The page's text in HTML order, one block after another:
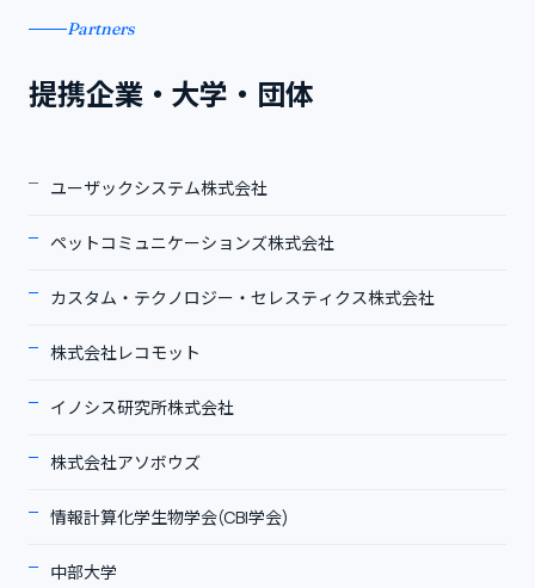
Partners
提携企業・大学・団体
ユーザックシステム株式会社
ペットコミュニケーションズ株式会社
カスタム・テクノロジー・セレスティクス株式会社
株式会社レコモット
イノシス研究所株式会社
株式会社アソボウズ
情報計算化学生物学会(CBI学会)
中部大学